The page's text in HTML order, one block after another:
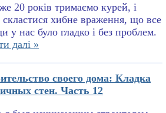
20 років тримаємо курей, і
хибне враження, що все
у нас було гладко і без проблем.
далі »
своего дома: Кладка
стен. Часть 12